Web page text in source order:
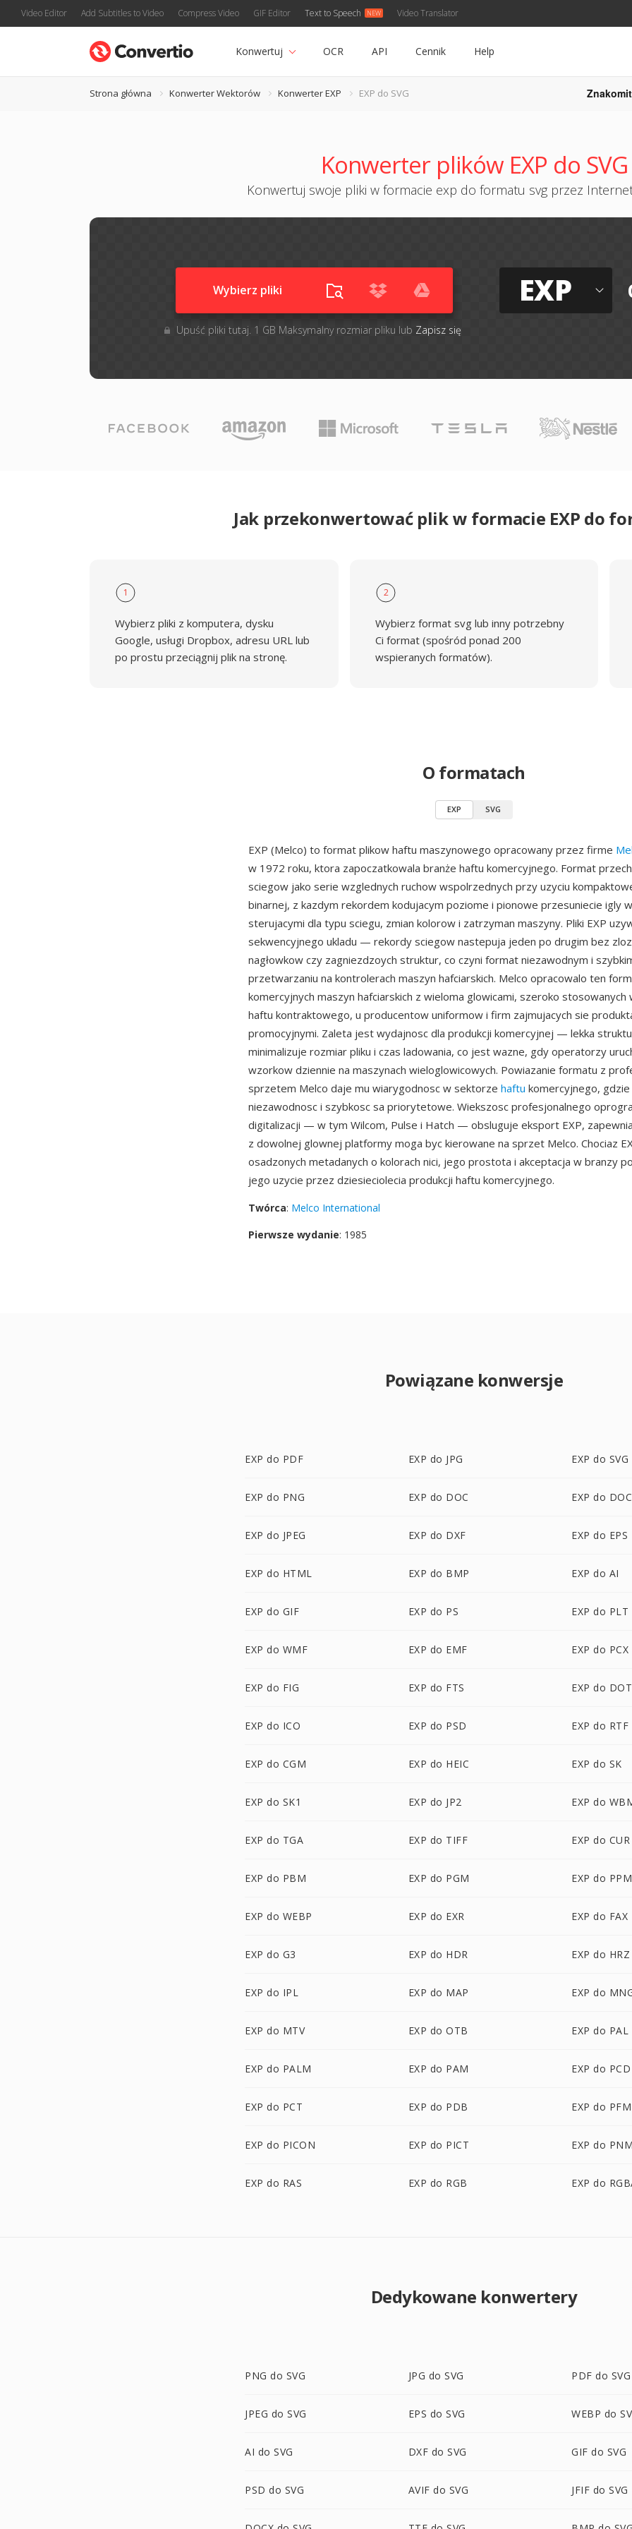
Video Editor Add Subtitles to Video Compress Video GIF Editor Text to Speech Video Translator
Konwertuj OCR API Cennik Help
Strona główna Konwerter Wektorów Konwerter EXP EXP do SVG
Konwerter plików EXP do SVG
Konwertuj swoje pliki w formacie exp do formatu svg przez
Wybierz pliki
Upuść pliki tutaj. 1 GB Maksymalny rozmiar pliku lub Zapisz się
EXP
Jak przekonwertować plik w formacie EXP do
1
Wybierz pliki z komputera, dysku
Google, usługi Dropbox, adresu URL lub
po prostu przeciągnij plik na stronę.
2
Wybierz format svg lub inny potrzebny
Ci format (spośród ponad 200
wspieranych formatów).
O formatach
EXP SVG
EXP (Melco) to format plikow haftu maszynowego opracowany przez firme
w 1972 roku, ktora zapoczatkowala branże haftu komercyjnego. Format
sciegow jako serie wzglednych ruchow wspolrzednych przy uzyciu
binarnej, z kazdym rekordem kodujacym poziome i pionowe przesuniecie igly
sterujacymi dla typu sciegu, zmian kolorow i zatrzyman maszyny. Pliki EXP
sekwencyjnego ukladu — rekordy sciegow nastepuja jeden po drugim bez
nagłowkow czy zagniezdzoych struktur, co czyni format niezawodnym i
przetwarzaniu na kontrolerach maszyn hafciarskich. Melco opracowalo ten
komercyjnych maszyn hafciarskich z wieloma glowicami, szeroko stosowanych
haftu kontraktowego, u producentow uniformow i firm zajmujacych sie
promocyjnymi. Zaleta jest wydajnosc dla produkcji komercyjnej — lekka
minimalizuje rozmiar pliku i czas ladowania, co jest wazne, gdy operatorzy
wzorkow dziennie na maszynach wieloglowicowych. Powiazanie formatu z
sprzetem Melco daje mu wiarygodnosc w sektorze haftu komercyjnego, gdzie
niezawodnosc i szybkosc sa priorytetowe. Wiekszosc profesjonalnego
digitalizacji — w tym Wilcom, Pulse i Hatch — obsluguje eksport EXP,
z dowolnej glownej platformy moga byc kierowane na sprzet Melco. Chociaz
osadzonych metadanych o kolorach nici, jego prostota i akceptacja w branzy
jego uzycie przez dziesieciolecia produkcji haftu komercyjnego.
Twórca: Melco International
Pierwsze wydanie: 1985
Powiązane konwersje
EXP do PDF EXP do JPG EXP do SVG
EXP do PNG EXP do DOC EXP do
EXP do JPEG EXP do DXF EXP do EPS
EXP do HTML EXP do BMP EXP do AI
EXP do GIF EXP do PS EXP do PLT
EXP do WMF EXP do EMF EXP do PCX
EXP do FIG EXP do FTS EXP do DOT
EXP do ICO EXP do PSD EXP do RTF
EXP do CGM EXP do HEIC EXP do SK
EXP do SK1 EXP do JP2 EXP do
EXP do TGA EXP do TIFF EXP do CUR
EXP do PBM EXP do PGM EXP do PPM
EXP do WEBP EXP do EXR EXP do FAX
EXP do G3 EXP do HDR EXP do HRZ
EXP do IPL EXP do MAP EXP do
EXP do MTV EXP do OTB EXP do PAL
EXP do PALM EXP do PAM EXP do PCD
EXP do PCT EXP do PDB EXP do PFM
EXP do PICON EXP do PICT EXP do
EXP do RAS EXP do RGB EXP do
Dedykowane konwertery
PNG do SVG JPG do SVG PDF do SVG
JPEG do SVG EPS do SVG WEBP do
AI do SVG DXF do SVG GIF do SVG
PSD do SVG AVIF do SVG JFIF do SVG